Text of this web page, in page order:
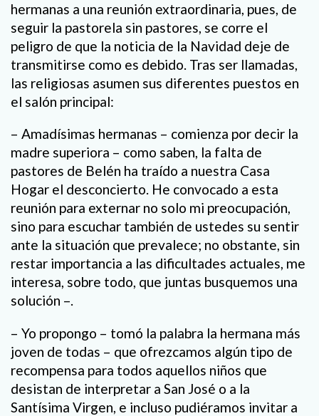
hermanas a una reunión extraordinaria, pues, de
seguir la pastorela sin pastores, se corre el
peligro de que la noticia de la Navidad deje de
transmitirse como es debido. Tras ser llamadas,
las religiosas asumen sus diferentes puestos en
el salón principal:
– Amadísimas hermanas – comienza por decir la
madre superiora – como saben, la falta de
pastores de Belén ha traído a nuestra Casa
Hogar el desconcierto. He convocado a esta
reunión para externar no solo mi preocupación,
sino para escuchar también de ustedes su sentir
ante la situación que prevalece; no obstante, sin
restar importancia a las dificultades actuales, me
interesa, sobre todo, que juntas busquemos una
solución –.
– Yo propongo – tomó la palabra la hermana más
joven de todas – que ofrezcamos algún tipo de
recompensa para todos aquellos niños que
desistan de interpretar a San José o a la
Santísima Virgen, e incluso pudiéramos invitar a